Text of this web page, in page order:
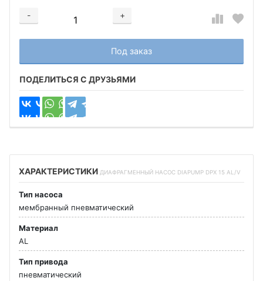
-
+
Добавляется...
Под заказ
Добавлен
ПОДЕЛИТЬСЯ С ДРУЗЬЯМИ
ХАРАКТЕРИСТИКИ ДИАФРАГМЕННЫЙ НАСОС DIAPUMP DPX 15 AL/V
Тип насоса
мембранный пневматический
Материал
AL
Тип привода
пневматический